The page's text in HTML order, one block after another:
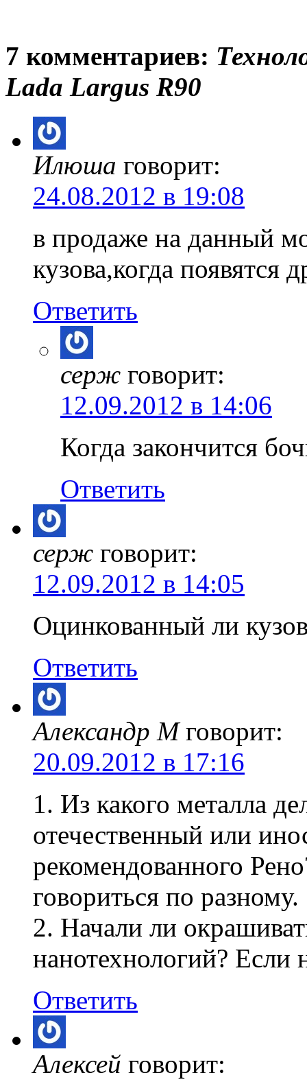
7 комментариев:
Lada Largus R90
Илюша говорит:
24.08.2012 в 19:08
в продаже на данный
кузова,когда появятся
Ответить
серж говорит:
12.09.2012 в 14:06
Когда закончится
Ответить
серж говорит:
12.09.2012 в 14:05
Оцинкованный ли
Ответить
Александр М говорит:
20.09.2012 в 17:16
1. Из какого металла
отечественный или
рекомендованного
говориться по разному.
2. Начали ли
нанотехнологий? Если
Ответить
Алексей говорит: